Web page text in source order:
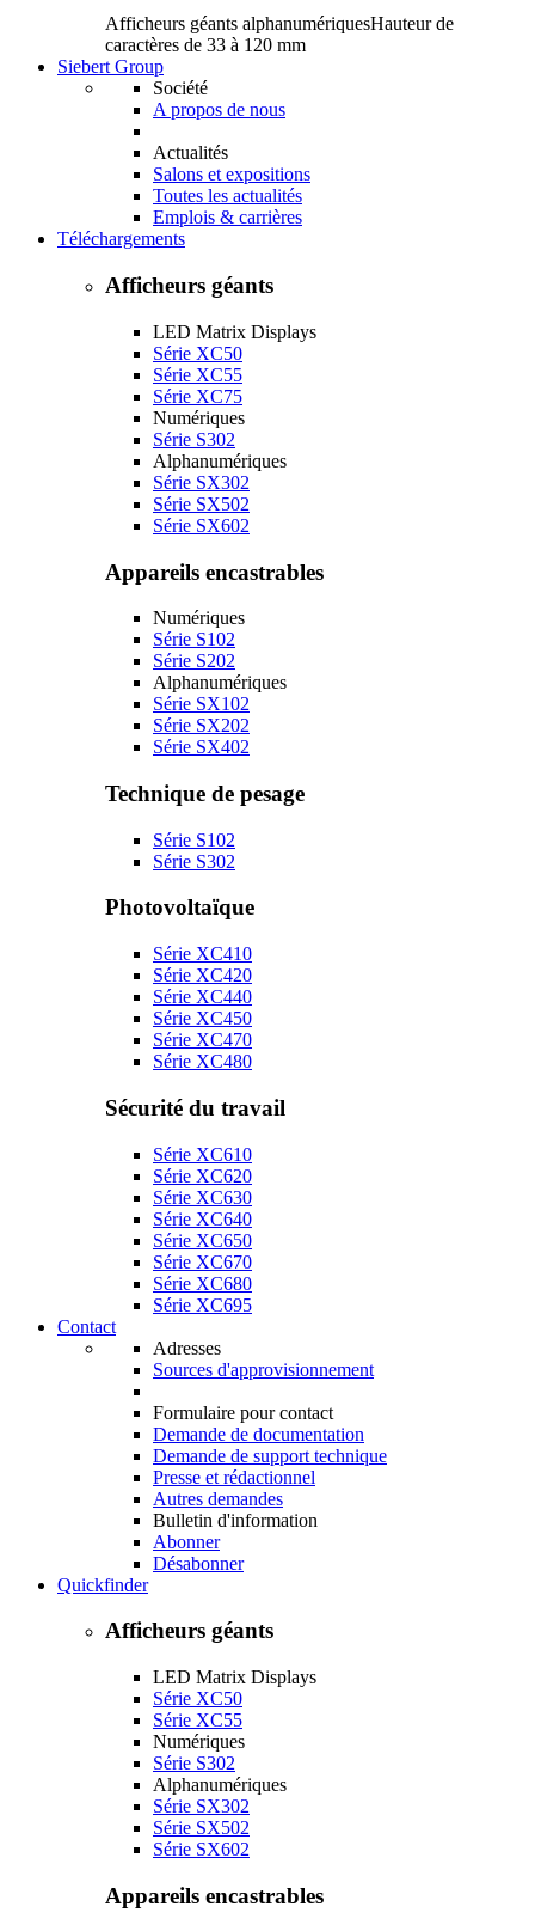
Afficheurs géants alphanumériquesHauteur de
caractères de 33 à 120 mm
Siebert Group
Société
A propos de nous
Actualités
Salons et expositions
Toutes les actualités
Emplois & carrières
Téléchargements
Afficheurs géants
LED Matrix Displays
Série XC50
Série XC55
Série XC75
Numériques
Série S302
Alphanumériques
Série SX302
Série SX502
Série SX602
Appareils encastrables
Numériques
Série S102
Série S202
Alphanumériques
Série SX102
Série SX202
Série SX402
Technique de pesage
Série S102
Série S302
Photovoltaïque
Série XC410
Série XC420
Série XC440
Série XC450
Série XC470
Série XC480
Sécurité du travail
Série XC610
Série XC620
Série XC630
Série XC640
Série XC650
Série XC670
Série XC680
Série XC695
Contact
Adresses
Sources d'approvisionnement
Formulaire pour contact
Demande de documentation
Demande de support technique
Presse et rédactionnel
Autres demandes
Bulletin d'information
Abonner
Désabonner
Quickfinder
Afficheurs géants
LED Matrix Displays
Série XC50
Série XC55
Numériques
Série S302
Alphanumériques
Série SX302
Série SX502
Série SX602
Appareils encastrables